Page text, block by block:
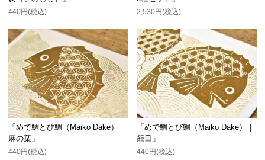
440円(税込) 2,530円(税込)
「めで鯛とび鯛（Maiko Dake）｜
麻の葉」
440円(税込)
「めで鯛とび鯛（Maiko Dake）｜
籠目」
440円(税込)